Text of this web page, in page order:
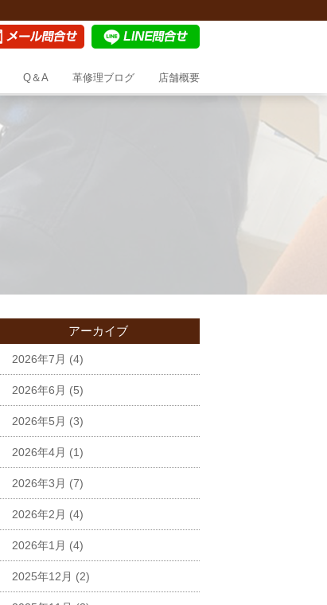
Q＆A 革修理ブログ 店舗概要
アーカイブ
2026年7月 (4)
2026年6月 (5)
2026年5月 (3)
2026年4月 (1)
2026年3月 (7)
2026年2月 (4)
2026年1月 (4)
2025年12月 (2)